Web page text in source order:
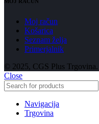
Moj račun
Košarica
Seznam želja
Primerjalnik
© 2025, CGS Plus
Close
Navigacija
Trgovina